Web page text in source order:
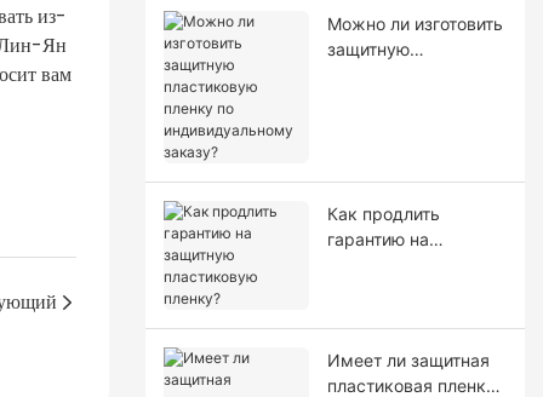
из-
Лин-Ян
вам
Можно ли изготовить
защитную
Как продлить
гарантию на
Имеет ли защитная
пластиковая пленка